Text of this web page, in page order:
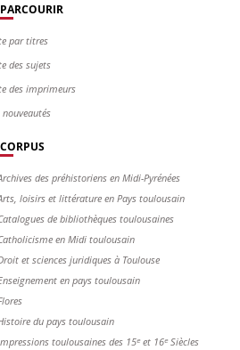
PARCOURIR
par titres
des sujets
des imprimeurs
nouveautés
CORPUS
des préhistoriens en Midi-Pyrénées
loisirs et littérature en Pays toulousain
de bibliothèques toulousaines
en Midi toulousain
et sciences juridiques à Toulouse
en pays toulousain
du pays toulousain
toulousaines des 15ᵉ et 16ᵉ Siècles